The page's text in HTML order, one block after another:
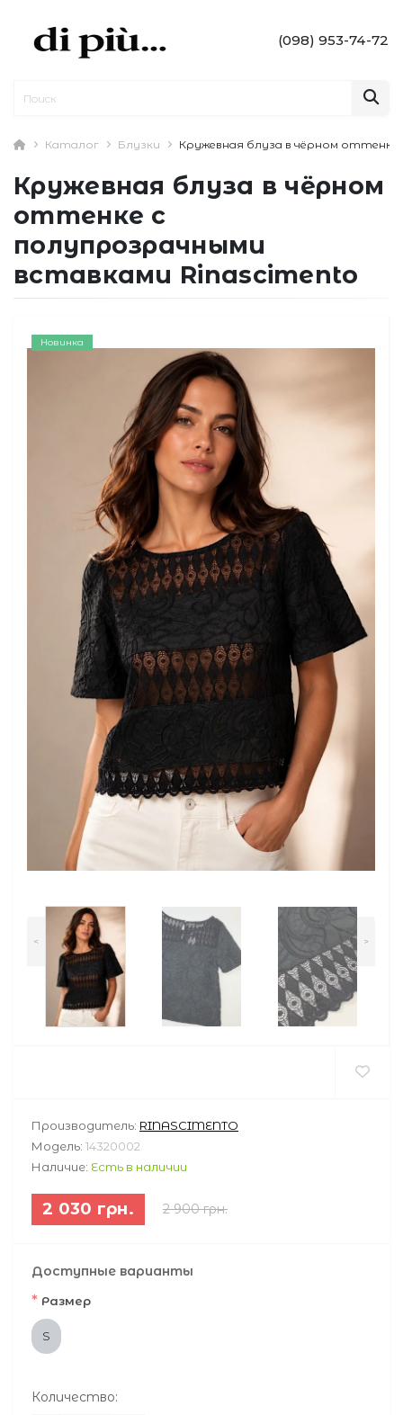
(098) 953-74-72
Каталог Блузки Кружевная блуза в чёрном оттенке
Кружевная блуза в чёрном
оттенке с
полупрозрачными
вставками Rinascimento
Новинка
< >
Производитель: RINASCIMENTO
Модель: 14320002
Наличие: Есть в наличии
2 030 грн. 2 900 грн.
Доступные варианты
* Размер
S
Количество: